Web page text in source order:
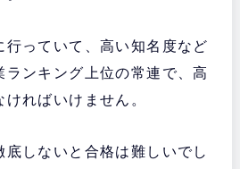
行っていて、高い知名度など
ランキング上位の常連で、高
ればいけません。
底しないと合格は難しいでし